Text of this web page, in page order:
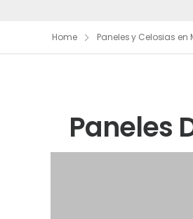
Home Paneles y Celosias en
Paneles